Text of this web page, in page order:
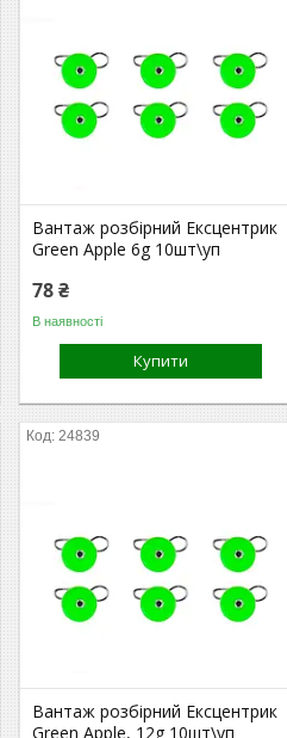
Вантаж розбірний Ексцентрик
Green Apple 6g 10шт\уп
78 ₴
В наявності
Купити
24839
Вантаж розбірний Ексцентрик
Green Apple, 12g 10шт\уп